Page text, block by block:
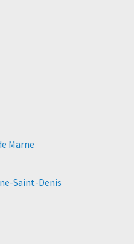
Marne
Saint-Denis